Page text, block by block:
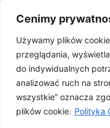
Cenimy
Używamy plików
przeglądania,
do indywidualnych
analizować ruch na
wszystkie” oznacza
plików cookie. Polityka
Copyright © 2010-2026